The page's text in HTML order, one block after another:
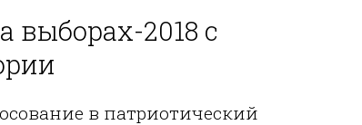
2018 с
в патриотический